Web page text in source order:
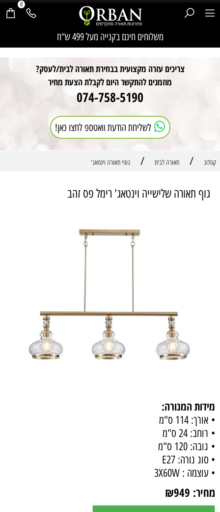
משלוחים חינם בקנייה מעל 499 ש"ח
0
צריכים עזרה מקצועית בבחירת תאורה לבית/לעסק?
מוזמנים להתקשר היום לקבלת הצעת מחיר
074-758-5190
לשליחת הודעת וואטספ לחצו כאן!
קטלוג / תאורה לבית / גופי תאורה וינטאג'
גוף תאורה שלישייה וינטאג' רימל פס זהב
מידות המנורה:
• אורך: 114 ס"מ
• רוחב: 24 ס"מ
• גובה: 120 ס"מ
• סוג נורה: E27
• עוצמה : 3X60W
מחיר: ₪949